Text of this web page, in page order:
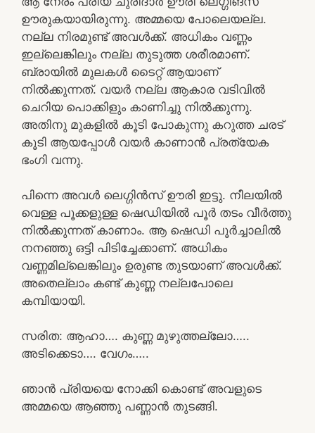
ഊരുകയായിരുന്നു. അമ്മയെ പോലെയല്ല.
നല്ല നിരമുണ്ട് അവൾക്ക്. അധികം വണ്ണം
ഇല്ലെങ്കിലും നല്ല തുടുത്ത ശരീരമാണ്.
ബ്രായിൽ മുലകൾ ടൈറ്റ് ആയാണ്
നിൽക്കുന്നത്. വയർ നല്ല ആകാര വടിവിൽ
ചെറിയ പൊക്കിളും കാണിച്ചു നിൽക്കുന്നു.
അതിനു മുകളിൽ കൂടി പോകുന്നു കറുത്ത ചരട്
കൂടി ആയപ്പോൾ വയർ കാണാൻ പ്രത്യേക
ഭംഗി വന്നു.
പിന്നെ അവൾ ലെഗ്ഗിൻസ് ഊരി ഇട്ടു. നീലയിൽ
വെള്ള പൂക്കളുള്ള ഷെഡിയിൽ പൂർ തടം വീർത്തു
നിൽക്കുന്നത് കാണാം. ആ ഷെഡി പൂർച്ചാലിൽ
നനഞ്ഞു ഒട്ടി പിടിച്ചേക്കാണ്. അധികം
വണ്ണമില്ലെങ്കിലും ഉരുണ്ട തുടയാണ് അവൾക്ക്.
അതെല്ലാം കണ്ട് കുണ്ണ നല്ലപോലെ
കമ്പിയായി.
സരിത: ആഹാ…. കുണ്ണ മുഴുത്തല്ലോ…..
അടിക്കെടാ…. വേഗം…..
ഞാൻ പ്രിയയെ നോക്കി കൊണ്ട് അവളുടെ
അമ്മയെ ആഞ്ഞു പണ്ണാൻ തുടങ്ങി.